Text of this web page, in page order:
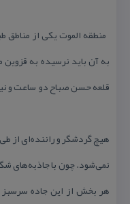
منطقه الموت یكی از
به آن باید نرسیده به
قلعه حسن صباح دو ساعت و
هیچ گردشگر و راننده‌ای از
نمی‌شود. چون با جاذبه‌های
هر بخش از این جاده سرسبز